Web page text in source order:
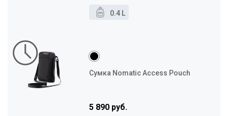
0.4 L
Сумка Nomatic Access Pouch
5 890 руб.